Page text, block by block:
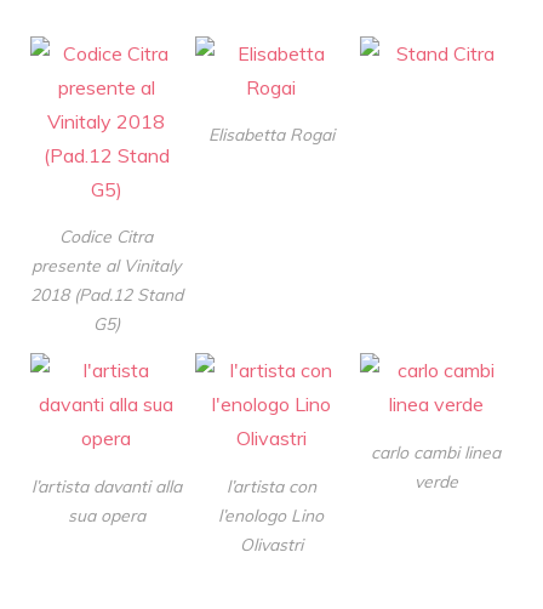
Codice Citra
presente al Vinitaly
2018 (Pad.12 Stand
G5)
Elisabetta Rogai
l’artista davanti alla
sua opera
l’artista con
l’enologo Lino
Olivastri
carlo cambi linea
verde